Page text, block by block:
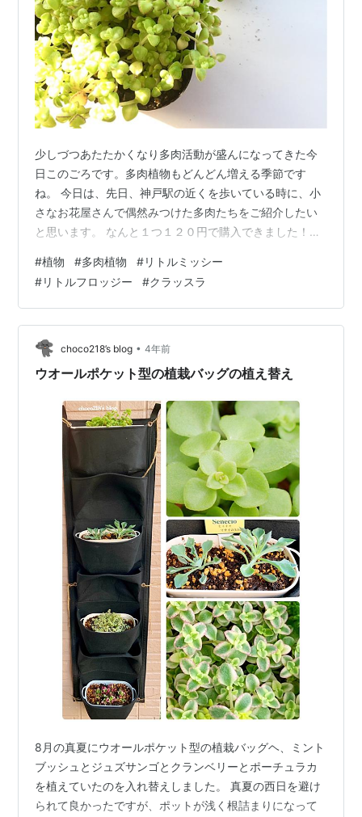
少しづつあたたかくなり多肉活動が盛んになってきた今
日このごろです。多肉植物もどんどん増える季節です
ね。 今日は、先日、神戸駅の近くを歩いている時に、小
さなお花屋さんで偶然みつけた多肉たちをご紹介したい
と思います。 なんと１つ１２０円で購入できました！！
と思い、即購入しました。この季節、掘り出しものが
時々お店の片隅においてあるので、探してみてください
ね。 この下の２つ見分けつきますか？すごく似ているん
ですが名前も違いますし、特性も若干違います。 では、
この２つについてご紹介していきます。 手前が「リトル
フロッジー」、奥に映るのが「リトルミッシー…
#植物 #多肉植物 #リトルミッシー
#リトルフロッジー #クラッスラ
choco218’s blog • 4年前
ウオールポケット型の植栽バッグの植え替え
8月の真夏にウオールポケット型の植栽バッグヘ、ミント
ブッシュとジュズサンゴとクランベリーとポーチュラカ
を植えていたのを入れ替えしました。 真夏の西日を避け
られて良かったですが、ポットが浅く根詰まりになって